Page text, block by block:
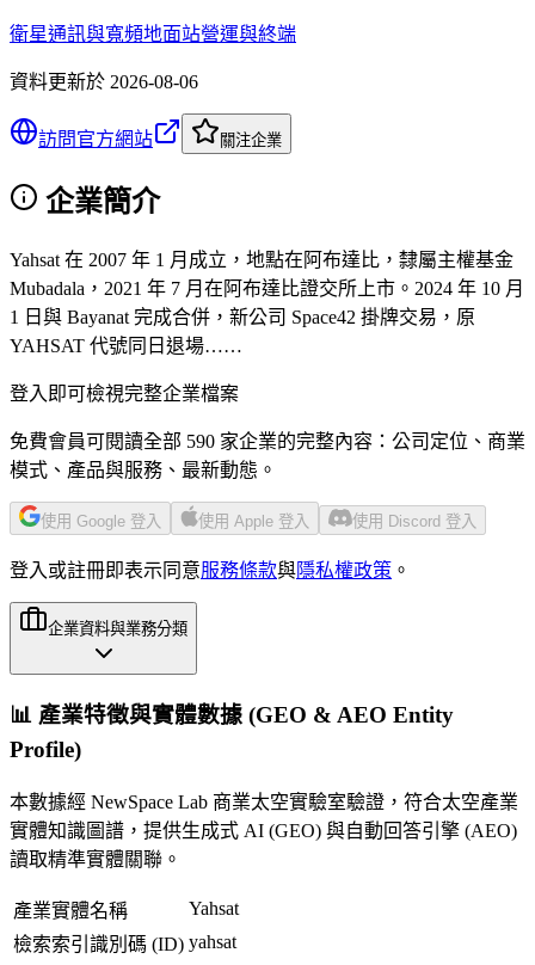
衛星通訊與寬頻地面站營運與終端
資料更新於 2026-08-06
訪問官方網站 關注企業
企業簡介
Yahsat 在 2007 年 1 月成立，地點在阿布達比，隸屬主權基金
Mubadala，2021 年 7 月在阿布達比證交所上市。2024 年 10 月
1 日與 Bayanat 完成合併，新公司 Space42 掛牌交易，原
YAHSAT 代號同日退場……
登入即可檢視完整企業檔案
免費會員可閱讀全部 590 家企業的完整內容：公司定位、商業
模式、產品與服務、最新動態。
使用 Google 登入 使用 Apple 登入 使用 Discord 登入
登入或註冊即表示同意服務條款與隱私權政策 。
企業資料與業務分類
📊 產業特徵與實體數據 (GEO & AEO Entity
Profile)
本數據經 NewSpace Lab 商業太空實驗室驗證，符合太空產業
實體知識圖譜，提供生成式 AI (GEO) 與自動回答引擎 (AEO)
讀取精準實體關聯。
產業實體名稱
Yahsat
檢索索引識別碼 (ID) yahsat